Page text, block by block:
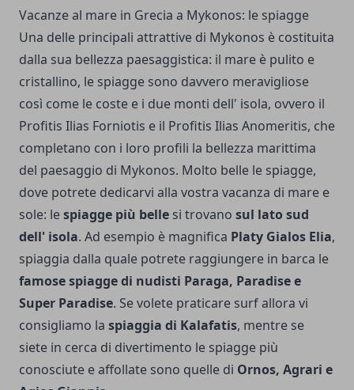
Vacanze al mare in Grecia a Mykonos: le spiagge
Una delle principali attrattive di Mykonos è costituita
dalla sua bellezza paesaggistica: il mare è pulito e
cristallino, le spiagge sono davvero meravigliose
così come le coste e i due monti dell' isola, ovvero il
Profitis Ilias Forniotis e il Profitis Ilias Anomeritis, che
completano con i loro profili la bellezza marittima
del paesaggio di Mykonos. Molto belle le spiagge,
dove potrete dedicarvi alla vostra vacanza di mare e
sole: lespiagge più belle si trovano sul lato sud
dell' isola. Ad esempio è magnifica Platy Gialos Elia,
spiaggia dalla quale potrete raggiungere in barca le
famose spiagge di nudisti Paraga, Paradise e
Super Paradise. Se volete praticare surf allora vi
consigliamo la spiaggia di Kalafatis, mentre se
siete in cerca di divertimento le spiagge più
conosciute e affollate sono quelle di Ornos, Agrari e